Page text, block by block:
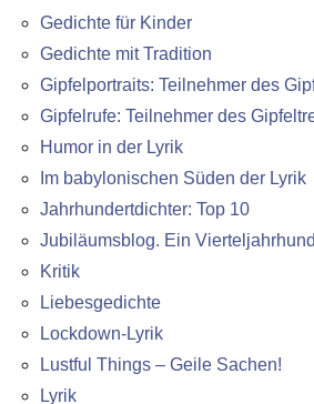
Gedichte für Kinder
Gedichte mit Tradition
Gipfelportraits: Teilnehmer des
Gipfelrufe: Teilnehmer des
Humor in der Lyrik
Im babylonischen Süden der Lyrik
Jahrhundertdichter: Top 10
Jubiläumsblog. Ein
Kritik
Liebesgedichte
Lockdown-Lyrik
Lustful Things – Geile Sachen!
Lyrik